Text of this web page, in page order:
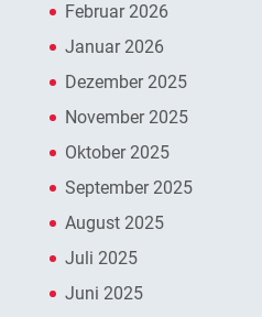
Februar 2026
Januar 2026
Dezember 2025
November 2025
Oktober 2025
September 2025
August 2025
Juli 2025
Juni 2025